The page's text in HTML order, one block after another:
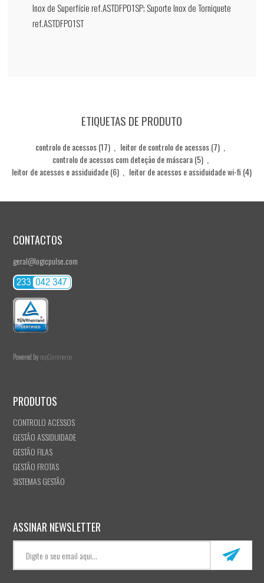
Inox de Superfície ref.ASTDFP01SP; Suporte Inox de Torniquete
ref.ASTDFP01ST
ETIQUETAS DE PRODUTO
controlo de acessos(17) leitor de controlo de acessos(7)
controlo de acessos com deteção de máscara(5)
leitor de acessos e assiduidade(6) leitor de acessos e assiduidade wi-fi (4)
CONTACTOS
geral@logicpulse.com
Powered bynopCommerce
PRODUTOS
CONTROLO ACESSOS
GESTÃO ASSIDUIDADE
GESTÃO FILAS
GESTÃO FROTAS
SISTEMAS GESTÃO
ASSINAR NEWSLETTER